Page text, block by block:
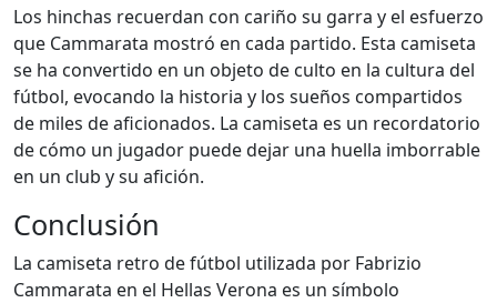
Los hinchas recuerdan con cariño su garra y el esfuerzo
que Cammarata mostró en cada partido. Esta camiseta
se ha convertido en un objeto de culto en la cultura del
fútbol, evocando la historia y los sueños compartidos
de miles de aficionados. La camiseta es un recordatorio
de cómo un jugador puede dejar una huella imborrable
en un club y su afición.
Conclusión
La camiseta retro de fútbol utilizada por Fabrizio
Cammarata en el Hellas Verona es un símbolo